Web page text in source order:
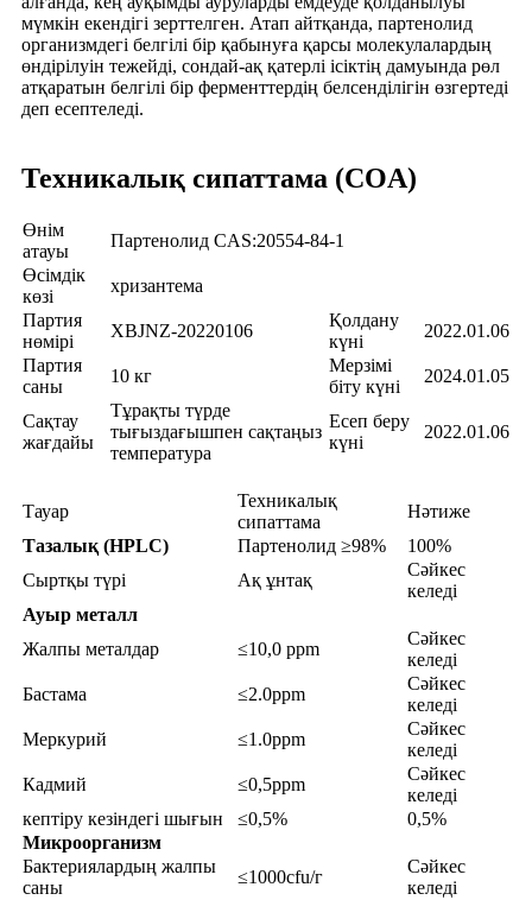
мүмкін екендігі зерттелген. Атап айтқанда, партенолид
организмдегі белгілі бір қабынуға қарсы молекулалардың
өндірілуін тежейді, сондай-ақ қатерлі ісіктің дамуында рөл
атқаратын белгілі бір ферменттердің белсенділігін өзгертеді
деп есептеледі.
Техникалық сипаттама (COA)
Өнім
атауы
Партенолид CAS:20554-84-1
Өсімдік
көзі
хризантема
Партия
нөмірі
XBJNZ-20220106
Қолдану
күні
2022.01.06
Партия
саны
10 кг
Мерзімі
біту күні
2024.01.05
Сақтау
жағдайы
Тұрақты түрде
тығыздағышпен сақтаңыз
температура
Есеп беру
күні
2022.01.06
Тауар
Техникалық
сипаттама
Нәтиже
Тазалық (HPLC)
Партенолид ≥98%
100%
Сыртқы түрі
Ақ ұнтақ
Сәйкес
келеді
Ауыр металл
Жалпы металдар
≤10,0 ppm
Сәйкес
келеді
Бастама
≤2.0ppm
Сәйкес
келеді
Меркурий
≤1.0ppm
Сәйкес
келеді
Кадмий
≤0,5ppm
Сәйкес
келеді
кептіру кезіндегі шығын
≤0,5%
0,5%
Микроорганизм
Бактериялардың жалпы
саны
≤1000cfu/г
Сәйкес
келеді